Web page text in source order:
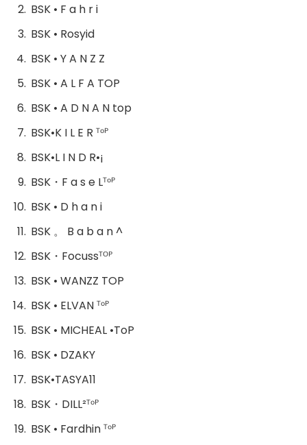
BSK • F a h r i
BSK • Rosyid
BSK • Y A N Z Z
BSK • A L F A TOP
BSK • A D N A N top
BSK•K I L E R ᵀᵒᴾ
BSK•L I N D R•¡
BSK・F a s e Lᵀᵒᴾ
BSK • D h a n i
BSK 。 B a b a n ^
BSK・Focussᵀᴼᴾ
BSK • WANZZ TOP
BSK • ELVAN ᵀᵒᴾ
BSK • MICHEAL •ToP
BSK • DZAKY
BSK•TASYA11
BSK・DILL²ᵀᵒᴾ
BSK • Fardhin ᵀᵒᴾ